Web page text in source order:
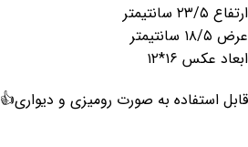
ارتفاع ۲۳/۵ سانتیمتر
عرض ۱۸/۵ سانتیمتر
ابعاد عکس ۱۶*۱۲
قابل استفاده به صورت رومیزی و دیواری👍